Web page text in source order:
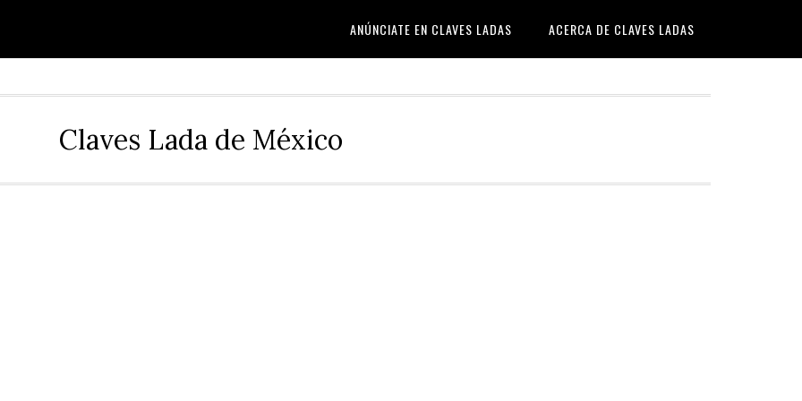
ANÚNCIATE EN CLAVES LADAS ACERCA DE CLAVES LADAS
Claves Lada de México